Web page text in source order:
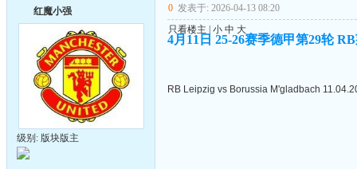
红魔小强
级别: 版块版主
0 发表于: 2026-04-13 08:20
只看楼主
小 中 大
4月11日 25-26赛季德甲第29轮
RB Leipzig vs Borussia M'gladbach